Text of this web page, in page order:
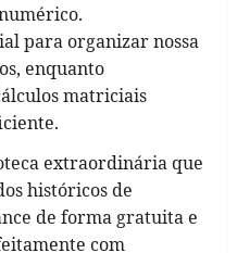
para organizar nossa
enquanto
matriciais
extraordinária que
históricos de
de forma gratuita e
com